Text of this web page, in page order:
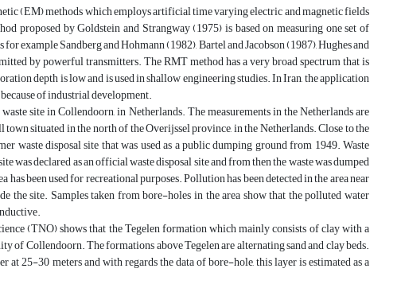
(EM) methods which employs artificial time varying electric and magnetic fields
proposed by Goldstein and Strangway (1975) is based on measuring one set of
example Sandberg and Hohmann (1982), Bartel and Jacobson (1987), Hughes and
by powerful transmitters. The RMT method has a very broad spectrum that is
depth is low and is used in shallow engineering studies. In Iran, the application
of industrial development.
site in Collendoorn, in Netherlands. The measurements in the Netherlands are
situated in the north of the Overijssel province, in the Netherlands. Close to the
waste disposal site that was used as a public dumping ground from 1949. Waste
was declared as an official waste disposal site and from then the waste was dumped
been used for recreational purposes. Pollution has been detected in the area near
the site. Samples taken from bore-holes in the area show that the polluted water
(TNO) shows that the Tegelen formation which mainly consists of clay with a
Collendoorn. The formations above Tegelen are alternating sand and clay beds.
25-30 meters and with regards the data of bore-hole, this layer is estimated as a